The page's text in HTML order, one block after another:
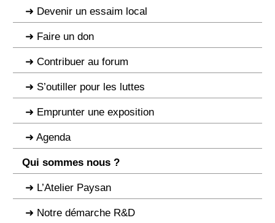
Devenir un essaim local
Faire un don
Contribuer au forum
S’outiller pour les luttes
Emprunter une exposition
Agenda
Qui sommes nous ?
L’Atelier Paysan
Notre démarche R&D